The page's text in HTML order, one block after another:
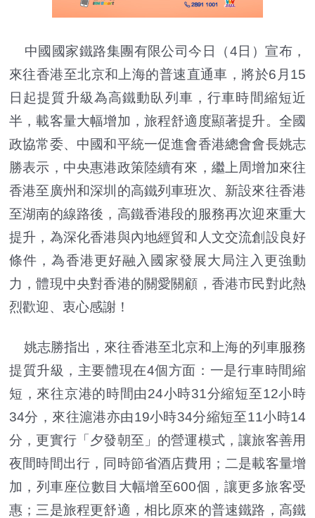
中國國家鐵路集團有限公司今日（4日）宣布，
來往香港至北京和上海的普速直通車，將於6月15
日起提質升級為高鐵動臥列車，行車時間縮短近
半，載客量大幅增加，旅程舒適度顯著提升。全國
政協常委、中國和平統一促進會香港總會會長姚志
勝表示，中央惠港政策陸續有來，繼上周增加來往
香港至廣州和深圳的高鐵列車班次、新設來往香港
至湖南的線路後，高鐵香港段的服務再次迎來重大
提升，為深化香港與內地經貿和人文交流創設良好
條件，為香港更好融入國家發展大局注入更強動
力，體現中央對香港的關愛關顧，香港市民對此熱
烈歡迎、衷心感謝！
姚志勝指出，來往香港至北京和上海的列車服務
提質升級，主要體現在4個方面：一是行車時間縮
短，來往京港的時間由24小時31分縮短至12小時
34分，來往滬港亦由19小時34分縮短至11小時14
分，更實行「夕發朝至」的營運模式，讓旅客善用
夜間時間出行，同時節省酒店費用；二是載客量增
加，列車座位數目大幅增至600個，讓更多旅客受
惠；三是旅程更舒適，相比原來的普速鐵路，高鐵